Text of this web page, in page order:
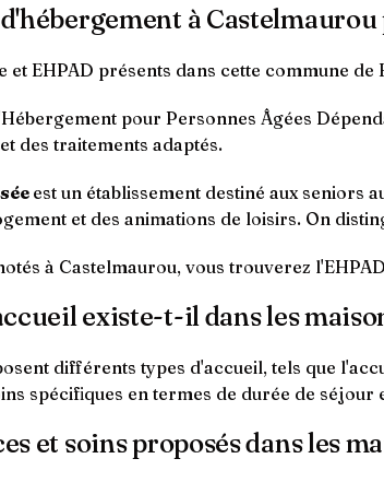
à
et EHPAD présents dans cette commune
pour Personnes Âgées
des traitements adaptés.
est un établissement destiné aux seniors
et des animations de loisirs. On
à Castelmaurou, vous trouverez
existe-t-il dans les
différents types d'accueil, tels que
spécifiques en termes de durée de séjour
et soins proposés dans les